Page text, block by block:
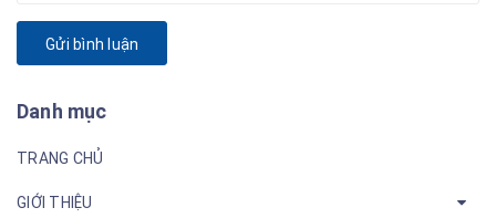
Gửi bình luận
Danh mục
TRANG CHỦ
GIỚI THIỆU